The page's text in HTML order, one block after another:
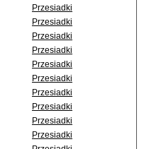
Przesiadki
Przesiadki
Przesiadki
Przesiadki
Przesiadki
Przesiadki
Przesiadki
Przesiadki
Przesiadki
Przesiadki